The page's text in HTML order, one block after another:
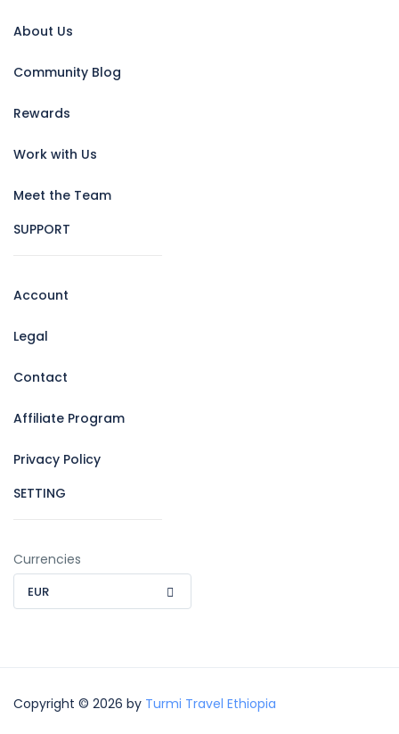
About Us
Community Blog
Rewards
Work with Us
Meet the Team
SUPPORT
Account
Legal
Contact
Affiliate Program
Privacy Policy
SETTING
Currencies
EUR
Copyright © 2026 by Turmi Travel Ethiopia